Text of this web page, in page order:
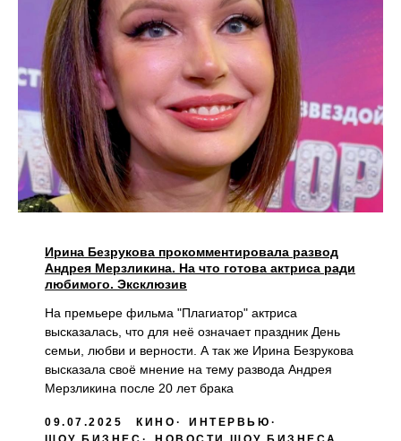
Ирина Безрукова прокомментировала развод
Андрея Мерзликина. На что готова актриса ради
любимого. Эксклюзив
На премьере фильма "Плагиатор" актриса
высказалась, что для неё означает праздник День
семьи, любви и верности. А так же Ирина Безрукова
высказала своё мнение на тему развода Андрея
Мерзликина после 20 лет брака
09.07.2025 КИНО
ИНТЕРВЬЮ